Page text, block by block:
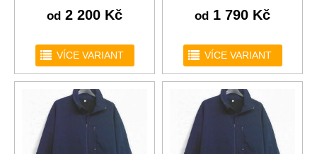
od 2 200 Kč
r VÍCE VARIANT
od 1 790 Kč
r VÍCE VARIANT